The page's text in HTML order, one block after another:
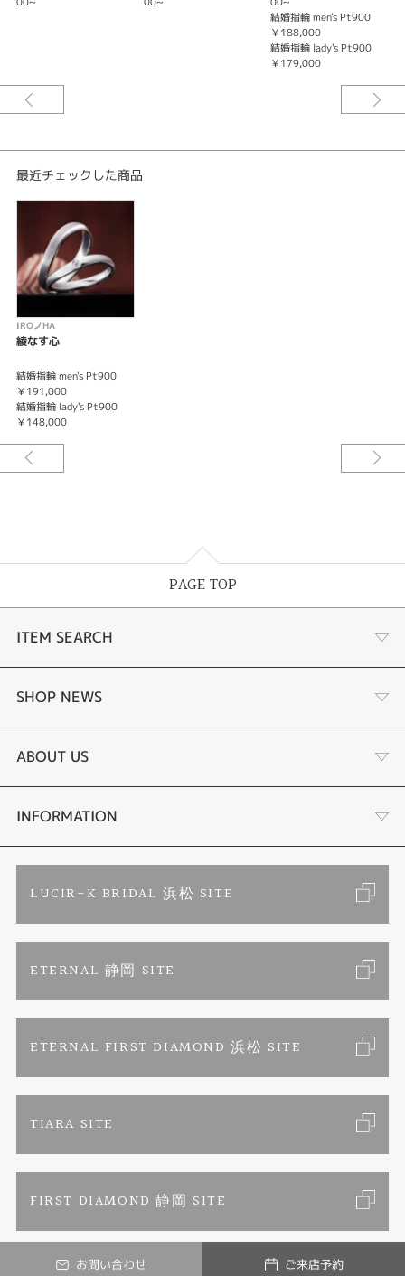
【Material マテリアル:素材】 IRONOHAではお色味を変更してお作りも可
能です。シルバー系ではPt900(プラチナ)、K18WG(ホワイトゴールド)、Pd
（パラジウム）・ゴールド系はK18YG(イエローゴールド)K18PG(ピンクゴ
ールド)からお選び頂けます。パラジウムとはプラチナよりも軽量な金属で
硬度が高く指輪のお素材としても近年お選びいただくことが増えています。
アレルギー性も低く安心してお使いになれます。
※税込み価格になります。
結婚指輪 men's Pt900
￥188,000
結婚指輪 lady's Pt900
￥179,000
最近チェックした商品
IROノHA
綾なす心
結婚指輪 men's Pt900
￥191,000
結婚指輪 lady's Pt900
￥148,000
お問い合わせ ご来店予約
PAGE TOP
ITEM SEARCH
あこや真珠
黒蝶真珠
時計
色石
ジュエリーリフォーム
婚約指輪
Savon de Bijoux
Savon de Bijoux化粧石鹸
Loose stone Search
Mark Hiroshi Willis
SHOP NEWS
個性溢れる色石の魅力
YouTube ルシルケイチャンネル
ブライダルリングサイト
ブランドリスト
ペンを拾うお姉さん
ABOUT US
店舗情報・会社概要
お客様の声
INFORMATION
特定商取引に関する表記
LUCIR-K BRIDAL 浜松 SITE
ETERNAL 静岡 SITE
ETERNAL FIRST DIAMOND 浜松 SITE
TIARA SITE
FIRST DIAMOND 静岡 SITE
© LUCIR-K ONLINE JEWELRY SHOP